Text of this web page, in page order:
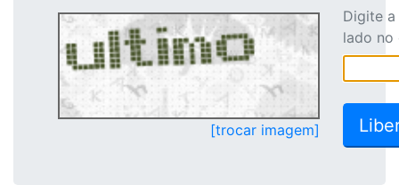
[trocar imagem]
Digite
lado no